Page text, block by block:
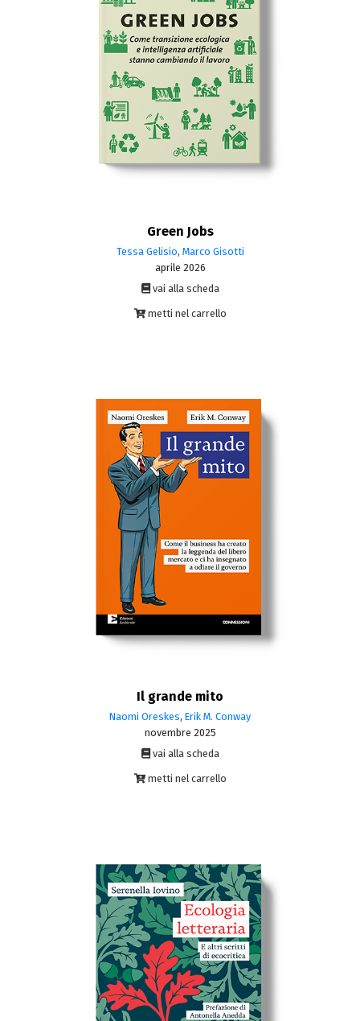
Green Jobs
Tessa Gelisio, Marco Gisotti
aprile 2026
vai alla scheda
metti nel carrello
Il grande mito
Naomi Oreskes, Erik M. Conway
novembre 2025
vai alla scheda
metti nel carrello